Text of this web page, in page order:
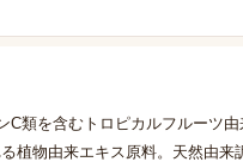
類を含むトロピカルフルーツ
物由来エキス原料。天然由来